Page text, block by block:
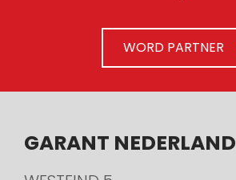
WORD PARTNER
GARANT NEDERLAND